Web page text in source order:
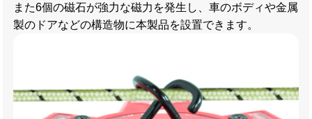
また6個の磁石が強力な磁力を発生し、車のボディや金属
製のドアなどの構造物に本製品を設置できます。